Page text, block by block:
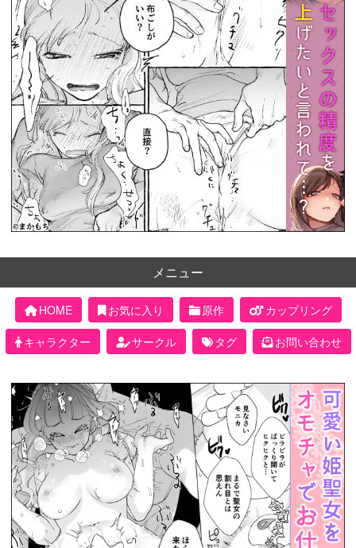
メニュー
HOME お気に入り 原作
カップリング
キャラクター
サークル タグ お問い合わせ